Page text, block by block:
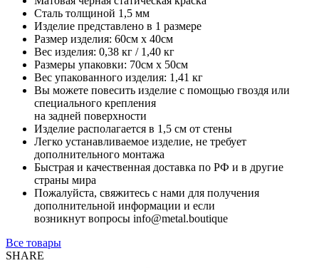
Сталь толщиной 1,5 мм
Изделие представлено в 1 размере
Размер изделия: 60см x 40см
Вес изделия: 0,38 кг / 1,40 кг
Размеры упаковки: 70см х 50см
Вес упакованного изделия: 1,41 кг
Вы можете повесить изделие с помощью гвоздя или
специального крепления
на задней поверхности
Изделие располагается в 1,5 см от стены
Легко устанавливаемое изделие, не требует
дополнительного монтажа
Быстрая и качественная доставка по РФ и в другие
страны мира
Пожалуйста, свяжитесь с нами для получения
дополнительной информации и если
возникнут вопросы info@metal.boutique
Все товары
SHARE